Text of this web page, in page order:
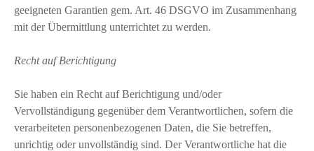
geeigneten Garantien gem. Art. 46 DSGVO im Zusammenhang
mit der Übermittlung unterrichtet zu werden.
Recht auf Berichtigung
Sie haben ein Recht auf Berichtigung und/oder
Vervollständigung gegenüber dem Verantwortlichen, sofern die
verarbeiteten personenbezogenen Daten, die Sie betreffen,
unrichtig oder unvollständig sind. Der Verantwortliche hat die